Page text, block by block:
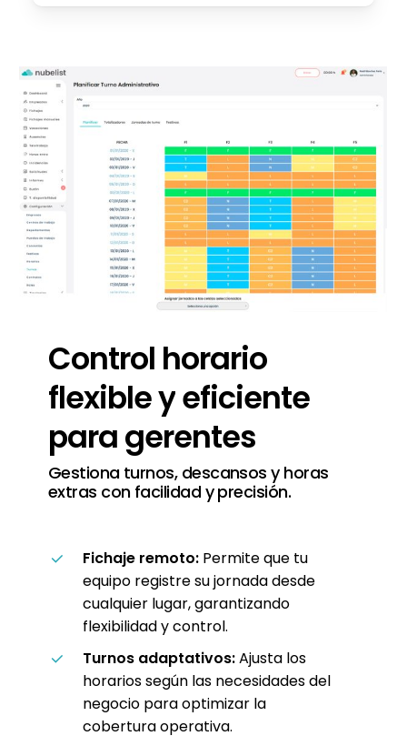
Control horario
flexibleyeficiente
paragerentes
Gestiona turnos, descansos y horas
extras con facilidad y precisión.
Fichaje remoto:Permite que tu
equipo registre su jornada desde
cualquier lugar, garantizando
flexibilidad y control.
Turnos adaptativos:Ajusta los
horarios según las necesidades del
negocio para optimizar la
cobertura operativa.